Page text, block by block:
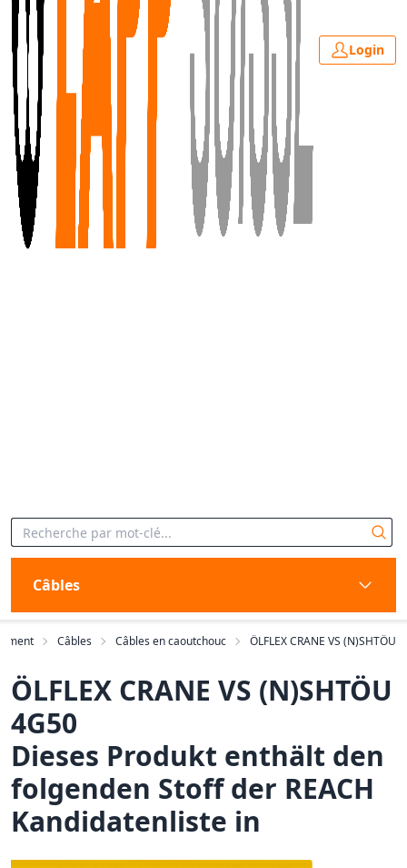
Login
Câbles
Câbles Câbles en caoutchouc ÖLFLEX CRANE VS (N)SHTÖU
ÖLFLEX CRANE VS (N)SHTÖU
4G50
Dieses Produkt enthält den
folgenden Stoff der REACH
Kandidatenliste in